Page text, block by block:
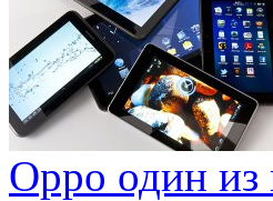
Oppo один